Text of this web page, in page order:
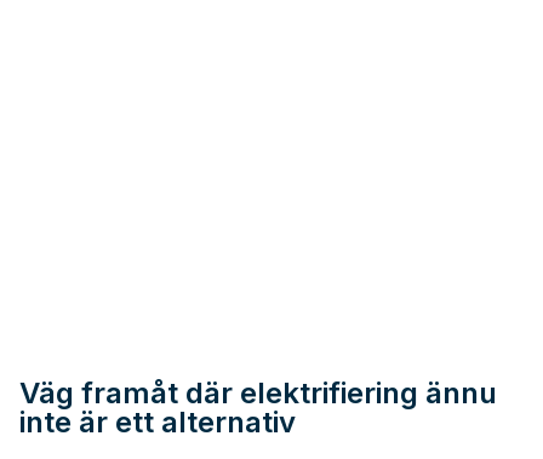
Väg framåt där elektrifiering ännu
inte är ett alternativ